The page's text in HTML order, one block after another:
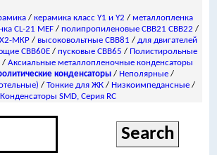
/ керамика класс Y1 и Y2 / металлопленка
CL-21 MEF/ полипропиленовые CBB21 CBB22 /
MKP/ высоковольтные CBB81 / для двигателей
CBB60E/ пусковые CBB65 / Полистирольные
/ Аксиальные металлопленочные конденсаторы
конденсаторы / Неполярные /
/ Тонкие для ЖК / Низкоимпедансные /
Конденсаторы SMD, Серия RC